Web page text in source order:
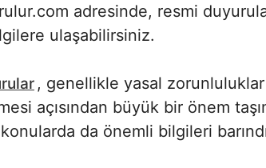
adresinde, resmi
ulaşabilirsiniz.
, genellikle yasal
açısından büyük bir önem
da önemli bilgileri